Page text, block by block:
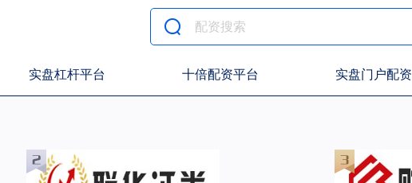
实盘杠杆平台 十倍配资平台 实盘门户配